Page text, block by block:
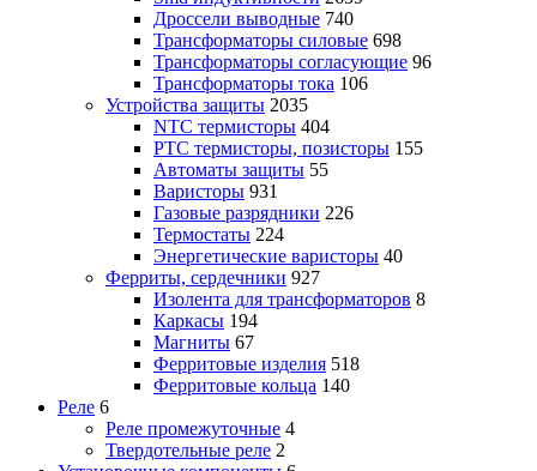
Дроссели выводные 740
Трансформаторы силовые 698
Трансформаторы согласующие 96
Трансформаторы тока 106
Устройства защиты 2035
NTC термисторы 404
PTC термисторы, позисторы 155
Автоматы защиты 55
Варисторы 931
Газовые разрядники 226
Термостаты 224
Энергетические варисторы 40
Ферриты, сердечники 927
Изолента для трансформаторов 8
Каркасы 194
Магниты 67
Ферритовые изделия 518
Ферритовые кольца 140
Реле 6
Реле промежуточные 4
Твердотельные реле 2